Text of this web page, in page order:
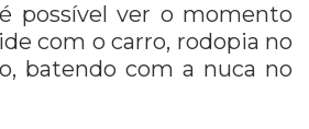
possível ver o momento
com o carro, rodopia no
batendo com a nuca no